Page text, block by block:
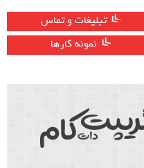
تبلیغات و تماس
نمونه کارها